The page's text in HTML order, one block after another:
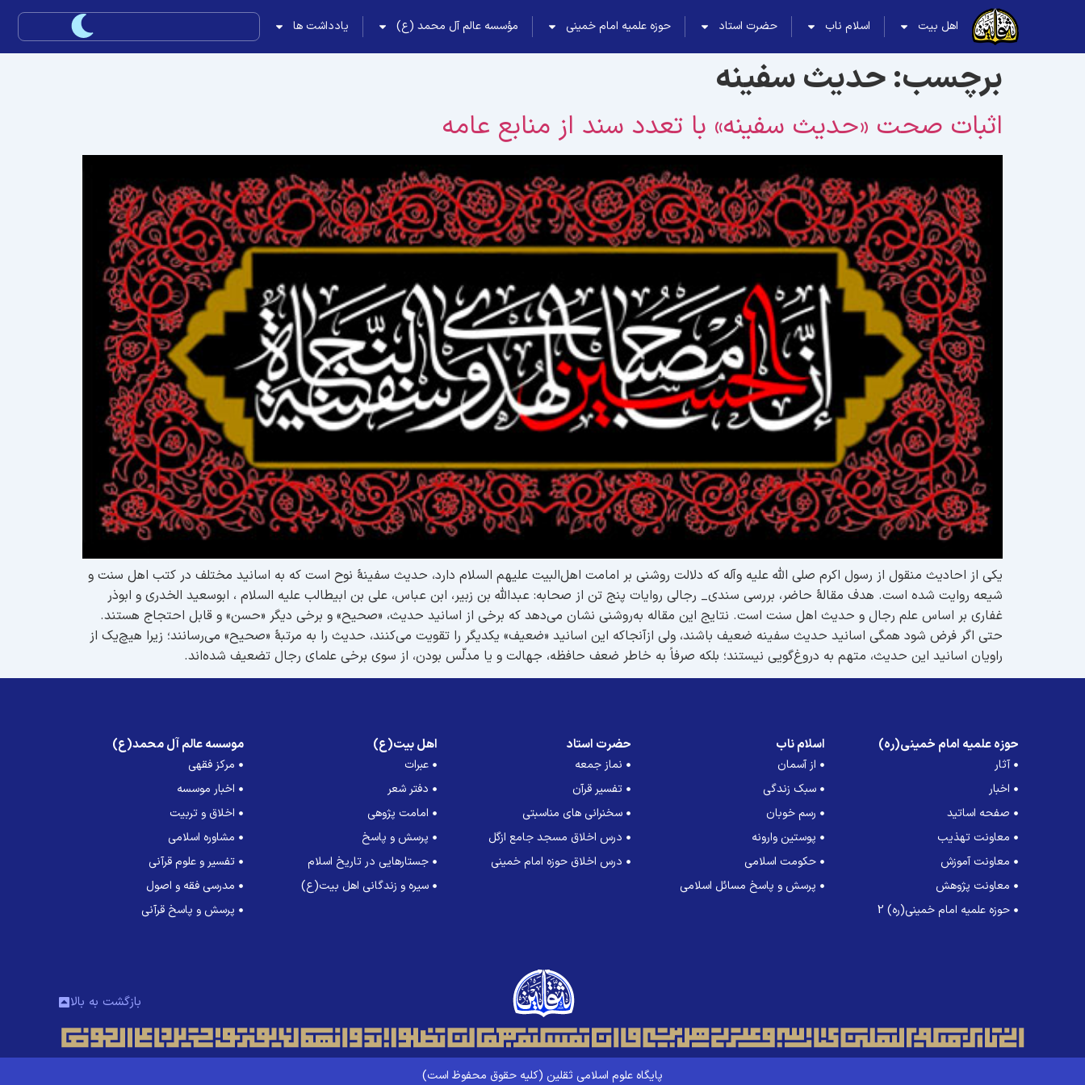
اهل بیت اسلام ناب حضرت استاد حوزه علمیه امام خمینی مؤسسه عالم آل محمد (ع) یادداشت ها
برچسب:حديث سفينه
اثبات صحت «حديث سفينه» با تعدد سند از منابع عامه
یکی از احادیث منقول از رسول اکرم صلی الله علیه وآله که دلالت روشنی بر امامت اهل‌البیت علیهم السلام دارد، حدیث سفینۀ نوح است که به اسانید مختلف در کتب اهل سنت و
شیعه روایت شده است. هدف مقالۀ حاضر، بررسی سندی_ رجالی روایات پنج تن از صحابه: عبدالله بن زبیر، ابن عباس، علی بن ابیطالب علیه السلام ، ابوسعید الخدری و ابوذر
غفاری بر اساس علم رجال و حدیث اهل سنت است. نتایج این مقاله به‌روشنی نشان می‌دهد که برخی از اسانید حدیث، «صحیح» و برخی دیگر «حسن» و قابل احتجاج هستند.
حتی اگر فرض شود همگی اسانید حدیث سفینه ضعیف باشند، ولی ازآنجاکه این اسانید «ضعیف» یکدیگر را تقویت می‌کنند، حدیث را به مرتبۀ «صحیح» می‌رسانند؛ زیرا هیچ‌یک از
راویان اسانید این حدیث، متهم به دروغ‌گویی نیستند؛ بلکه صرفاً به خاطر ضعف حافظه، جهالت و یا مدلّس بودن، از سوی برخی علمای رجال تضعیف شده‌اند.
حوزه علمیه امام خمینی(ره)
آثار
اخبار
صفحه اساتید
معاونت تهذیب
معاونت آموزش
معاونت پژوهش
حوزه علمیه امام خمینی(ره) 2
اسلام ناب
از آسمان
سبک زندگی
رسم خوبان
پوستین وارونه
حکومت اسلامی
پرسش و پاسخ مسائل اسلامی
حضرت استاد
نماز جمعه
تفسیر قرآن
سخنرانی های مناسبتی
درس اخلاق مسجد جامع ازگل
درس اخلاق حوزه امام خمینی
اهل بیت(ع)
عبرات
دفتر شعر
امامت پژوهی
پرسش و پاسخ
جستارهایی در تاریخ اسلام
سیره و زندگانی اهل بیت(ع)
موسسه عالم آل محمد(ع)
مرکز فقهی
اخبار موسسه
اخلاق و تربیت
مشاوره اسلامی
تفسیر و علوم قرآنی
مدرسی فقه و اصول
پرسش و پاسخ قرآنی
بازگشت به بالا
پایگاه علوم اسلامی ثقلین (کلیه حقوق محفوظ است)